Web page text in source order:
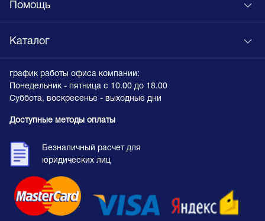
Помощь
Каталог
график работы офиса компании:
Понедельник - пятница с 10.00 до 18.00
Суббота, воскресенье - выходные дни
Доступные методы оплаты
Безналичный расчет для
юридических лиц